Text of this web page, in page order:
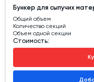
Бункер для сыпучих
Общий объем
Количество секций
Объем одной секции
Стоимость: